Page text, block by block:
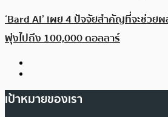
‘Bard AI’ เผย 4 ปัจจัยสำคัญที่จะช่วย
พุ่งไปถึง 100,000 ดอลลาร์
เป้าหมายของเรา